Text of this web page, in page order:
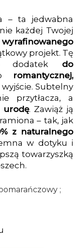
– ta jedwabna
każdej Twojej
wyrafinowanego
projekt. Tę
dodatek do
romantycznej,
Subtelny
przytłacza, a
urodę. Zawiąż ją
– tak, jak
z naturalnego
w dotyku i
towarzyszką
;